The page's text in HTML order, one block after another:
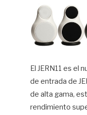
El JERN11 es el
de entrada de
de alta gama,
rendimiento